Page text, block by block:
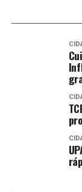
Andre Luis /
Andre Luis /